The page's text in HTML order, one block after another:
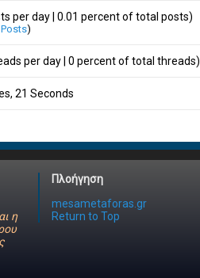
per day | 0.01 percent of total posts)
)
per day | 0 percent of total threads)
21 Seconds
η
Πλοήγηση
mesametaforas.gr
Return to Top